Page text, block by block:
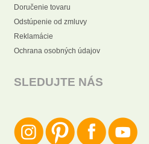
Doručenie tovaru
Odstúpenie od zmluvy
Reklamácie
Ochrana osobných údajov
SLEDUJTE NÁS